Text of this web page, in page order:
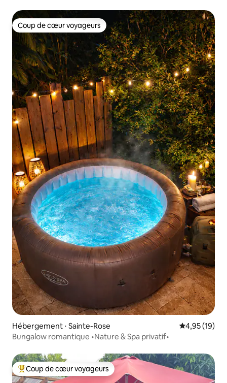
Coup de cœur voyageurs
Coup de cœur voyageurs
Hébergement ⋅ Sainte-Rose Évaluation
4,95 (19)
Bungalow romantique •Nature & Spa privatif•
Coups de cœur voyageurs les plus appréciés
Coup de cœur voyageurs